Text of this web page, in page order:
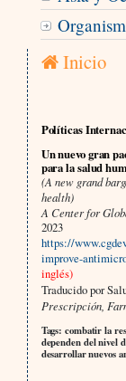
Inicio
Políticas
Un nuevo gran
para la salud
(A new grand
health)
A Center for
2023
https://
improve-
inglés)
Traducido por
Prescripción,
Tags: combatir la
dependen del nivel
desarrollar nuevos